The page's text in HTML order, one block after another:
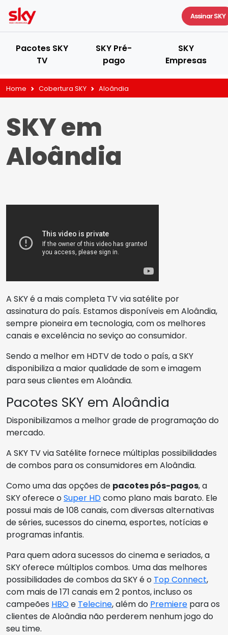
Assinar SKY
Pacotes SKY
TV
SKY Pré-
pago
SKY
Empresas
Home Cobertura SKY Aloândia
SKY em
Aloândia
A SKY é a mais completa TV via satélite por
assinatura do país. Estamos disponíveis em Aloândia,
sempre pioneira em tecnologia, com os melhores
canais e excelência no seviço ao consumidor.
Sendo a melhor em HDTV de todo o país, a SKY
disponibiliza a maior qualidade de som e imagem
para seus clientes em Aloândia.
Pacotes SKY em Aloândia
Disponibilizamos a melhor grade de programação do
mercado.
A SKY TV via Satélite fornece múltiplas possibilidades
de combos para os consumidores em Aloândia.
Como uma das opções de pacotes pós-pagos, a
SKY oferece oSuper HDcomo plano mais barato. Ele
possui mais de 108 canais, com diversas alternativas
de séries, sucessos do cinema, esportes, notícias e
programas infantis.
Para quem adora sucessos do cinema e seriados, a
SKY oferece múltiplos combos. Uma das melhores
possibilidades de combos da SKY é o Top Connect,
com mais de 171 canais em 2 pontos, incluso os
campeões HBOe Telecine, além do Premiere para os
clientes de Aloândia não perderem nenhum jogo do
seu time.